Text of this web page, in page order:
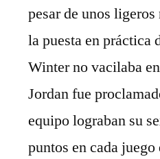
pesar de unos
la puesta en práctica
Winter no vacilaba
Jordan fue
equipo lograban su
puntos en cada